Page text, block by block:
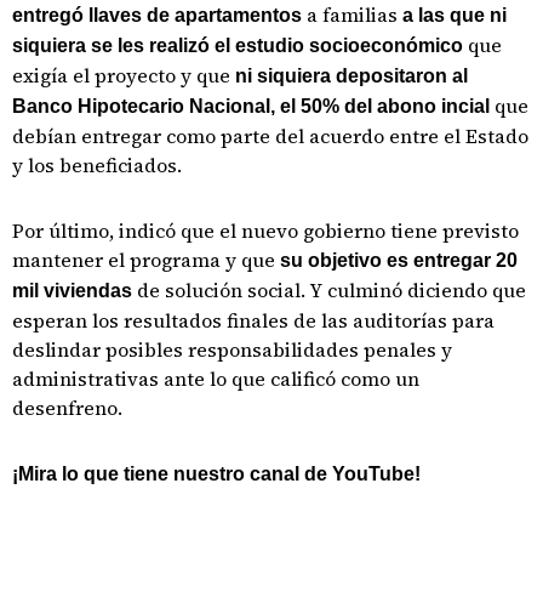
entregó llaves de apartamentos a familias a las que ni
siquiera se les realizó el estudio socioeconómico que
exigía el proyecto y que ni siquiera depositaron al
Banco Hipotecario Nacional, el 50% del abono incial que
debían entregar como parte del acuerdo entre el Estado
y los beneficiados.
Por último, indicó que el nuevo gobierno tiene previsto
mantener el programa y que su objetivo es entregar 20
mil viviendas de solución social. Y culminó diciendo que
esperan los resultados finales de las auditorías para
deslindar posibles responsabilidades penales y
administrativas ante lo que calificó como un
desenfreno.
¡Mira lo que tiene nuestro canal de YouTube!